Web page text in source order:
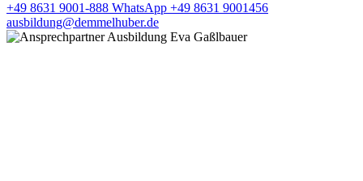
+49 8631 9001-888 WhatsApp +49 8631 9001456
ausbildung@demmelhuber.de